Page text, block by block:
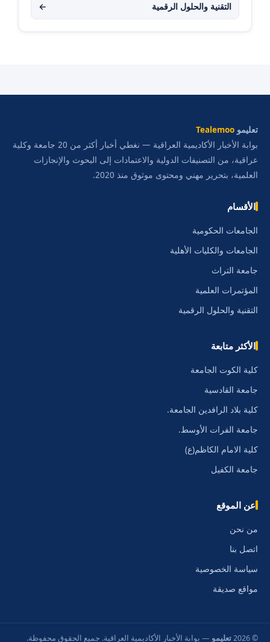
التقنية والحلول الرقمية ←
تعليمو Tealemoo
بوابة الأخبار الأكاديمية العراقية — نغطي أخبار أكثر من 20 جامعة وكلية
عراقية، من التصنيفات الدولية والاعتمادات إلى البحوث والإنجازات
العلمية، بتحرير مهني ومحتوى موثوق منذ 2020.
الأقسام
الجامعات الحكومية
الجامعات والكليات الأهلية
جامعة التراث
المؤتمرات العلمية
التقنية والحلول الرقمية
الأكثر متابعة
كلية الكوت الجامعة
جامعة القادسية
كلية بلاد الرافدين الجامعة.
جامعة الفرات الأوسط.
كلية الامام الكاظم(ع)
جامعة الكفيل
عن الموقع
من نحن
اتصل بنا
سياسة الخصوصية
مواقع صديقة
© 2026 تعليمو — بوابة الأخبار الأكاديمية العراقية. جميع الحقوق محفوظة.